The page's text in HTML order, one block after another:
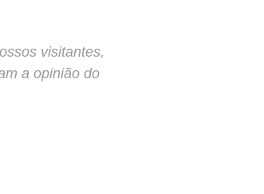
visitantes,
a opinião do